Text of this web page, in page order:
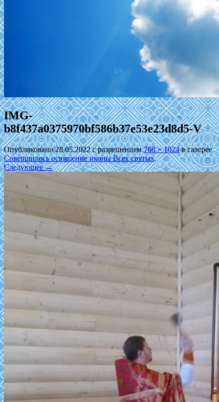
IMG-
b8f437a0375970bf586b37e53e23d8d5-V
Опубликовано 28.05.2022с разрешением768 × 1024в галерее
Совершилось освящение иконы Всех святых.
Следующее →